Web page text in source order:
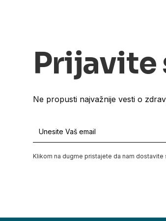
Prijavite
Ne propusti najvažnije vesti o
Klikom na dugme pristajete da nam dostavite